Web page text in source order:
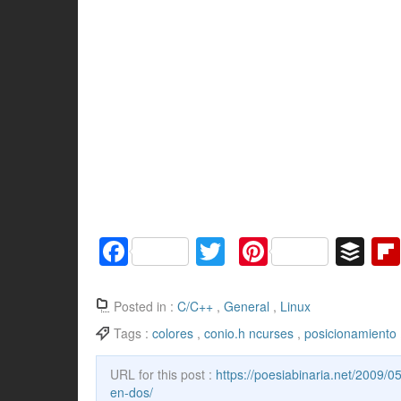
F
c
e
b
T
itt
er
Pi
er
e
st
B
er
Posted in : C/C++ , General , Linux
Tags : colores , conio.h ncurses , posicionamiento
URL for this post : https://poesiabinaria.net/2009/
en-dos/